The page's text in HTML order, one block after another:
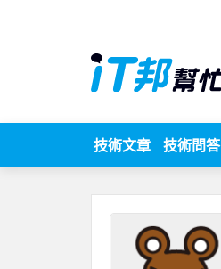
技術文章 技術問答